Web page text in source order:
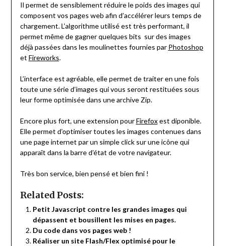
Il permet de sensiblement réduire le poids des images qui
composent vos pages web afin d’accélérer leurs temps de
chargement. L’algorithme utilisé est très performant, il
permet même de gagner quelques bits sur des images
déjà passées dans les moulinettes fournies par Photoshop
et Fireworks.
L’interface est agréable, elle permet de traiter en une fois
toute une série d’images qui vous seront restituées sous
leur forme optimisée dans une archive Zip.
Encore plus fort, une extension pourFirefoxest diponible.
Elle permet d’optimiser toutes les images contenues dans
une page internet par un simple click sur une icône qui
apparaît dans la barre d’état de votre navigateur.
Très bon service, bien pensé et bien fini !
Related Posts:
Petit Javascript contre les grandes images qui
dépassent et bousillent les mises en pages.
Du code dans vos pages web !
Réaliser un site Flash/Flex optimisé pour le